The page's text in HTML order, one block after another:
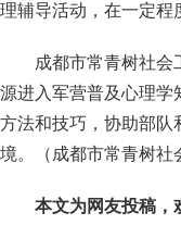
理辅导活动，在一定程
成都市常青树社
源进入军营普及心理学
方法和技巧，协助部队
境。（成都市常青树社
本文为网友投稿，